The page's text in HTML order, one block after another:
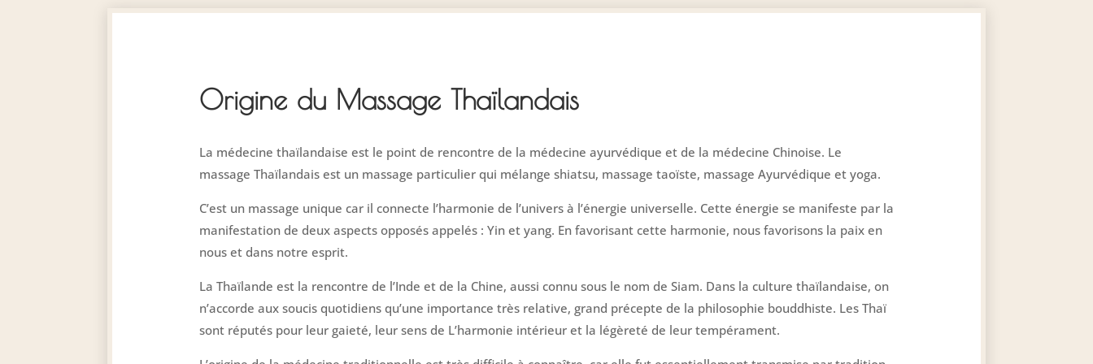
Origine du Massage Thaïlandais
La médecine thaïlandaise est le point de rencontre de la médecine ayurvédique et de la médecine Chinoise. Le
massage Thaïlandais est un massage particulier qui mélange shiatsu, massage taoïste, massage Ayurvédique et yoga.
C’est un massage unique car il connecte l’harmonie de l’univers à l’énergie universelle. Cette énergie se manifeste par la
manifestation de deux aspects opposés appelés : Yin et yang. En favorisant cette harmonie, nous favorisons la paix en
nous et dans notre esprit.
La Thaïlande est la rencontre de l’Inde et de la Chine, aussi connu sous le nom de Siam. Dans la culture thaïlandaise, on
n’accorde aux soucis quotidiens qu’une importance très relative, grand précepte de la philosophie bouddhiste. Les Thaï
sont réputés pour leur gaieté, leur sens de L’harmonie intérieur et la légèreté de leur tempérament.